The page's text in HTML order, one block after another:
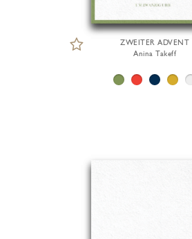
ZWEITER ADVENT
Anina Takeff